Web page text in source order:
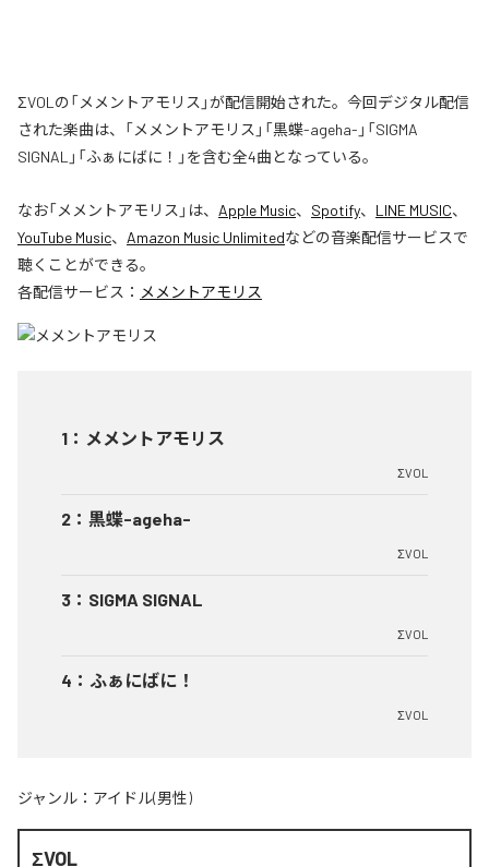
ΣVOLの「メメントアモリス」が配信開始された。今回デジタル配信
された楽曲は、「メメントアモリス」「黒蝶-ageha-」「SIGMA
SIGNAL」「ふぁにばに！」を含む全4曲となっている。
なお「メメントアモリス 」は、 Apple Music、 Spotify、 LINE MUSIC、
YouTube Music、 Amazon Music Unlimitedなどの音楽配信サービスで
聴くことができる。
各配信サービス： メメントアモリス
1 ： メメントアモリス
ΣVOL
2 ： 黒蝶-ageha-
ΣVOL
3 ： SIGMA SIGNAL
ΣVOL
4 ： ふぁにばに！
ΣVOL
ジャンル： アイドル(男性)
ΣVOL